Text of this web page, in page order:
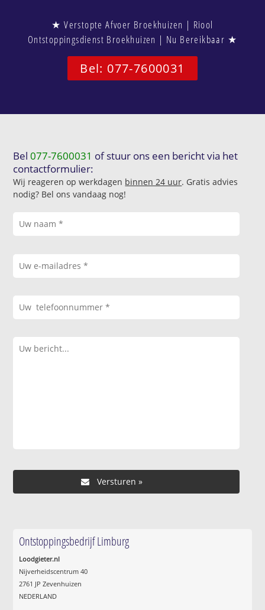
★ Verstopte Afvoer Broekhuizen | Riool
Ontstoppingsdienst Broekhuizen | Nu Bereikbaar ★
Bel: 077-7600031
Bel077-7600031 of stuur ons een bericht via het
contactformulier:
Wij reageren op werkdagen binnen 24 uur. Gratis advies
nodig? Bel ons vandaag nog!
Ontstoppingsbedrijf Limburg
Loodgieter.nl
Nijverheidscentrum 40
2761 JP Zevenhuizen
NEDERLAND